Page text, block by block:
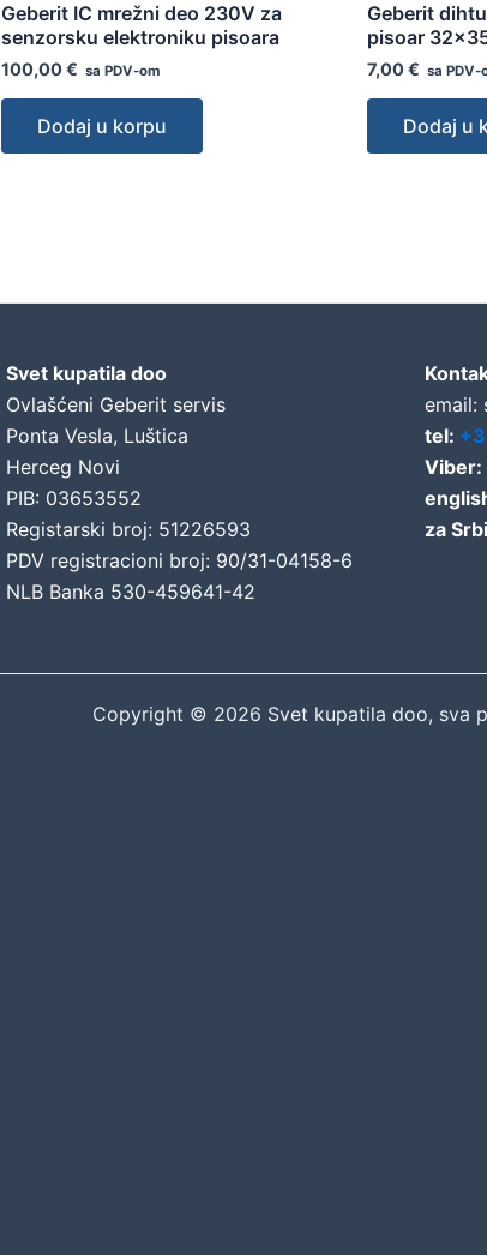
Geberit IC mrežni deo 230V za
senzorsku elektroniku pisoara
100,00€ sa PDV-om
Dodaj u korpu
Geberit
pisoar
7,00€ sa PDV-
Dodaj u
Svet kupatila doo
Ovlašćeni Geberit servis
Ponta Vesla, Luštica
Herceg Novi
PIB: 03653552
Registarski broj: 51226593
PDV registracioni broj: 90/31-04158-6
NLB Banka 530-459641-42
email:
tel:
Viber:
za
Copyright © 2026 Svet kupatila doo, sva